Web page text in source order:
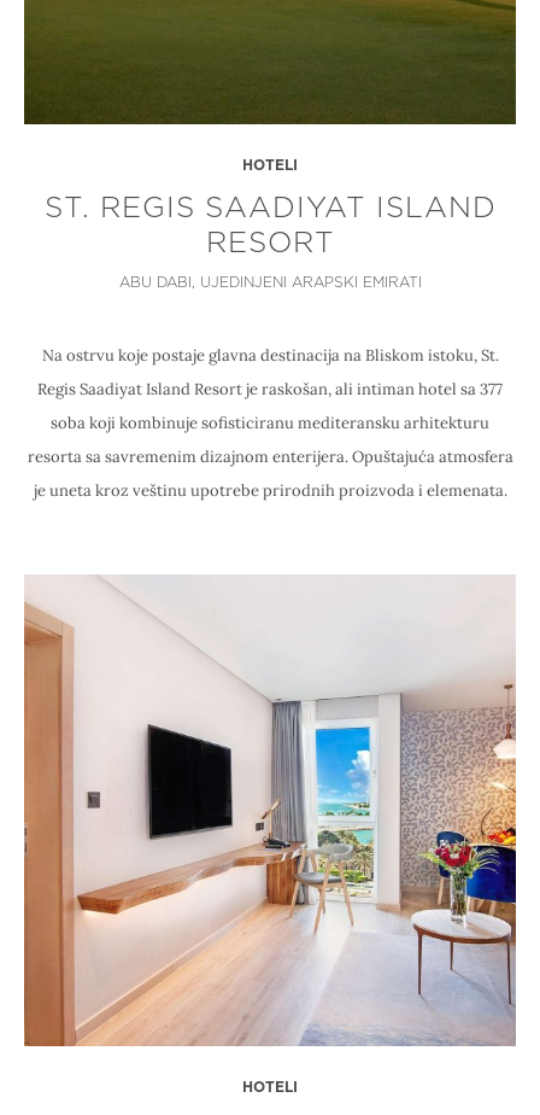
HOTELI
ST. REGIS SAADIYAT ISLAND
RESORT
ABU DABI, UJEDINJENI ARAPSKI EMIRATI
Na ostrvu koje postaje glavna destinacija na Bliskom istoku, St.
Regis Saadiyat Island Resort je raskošan, ali intiman hotel sa 377
soba koji kombinuje sofisticiranu mediteransku arhitekturu
resorta sa savremenim dizajnom enterijera. Opuštajuća atmosfera
je uneta kroz veštinu upotrebe prirodnih proizvoda i elemenata.
HOTELI